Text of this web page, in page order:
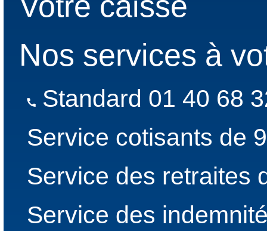
Nos services à
Standard 01 40 68
Service cotisants de
Service des retraites
Service des